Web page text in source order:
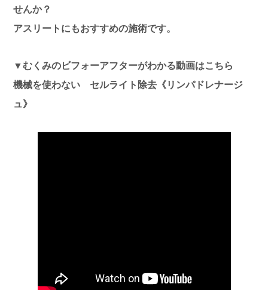
せんか？
アスリートにもおすすめの施術です。
▼むくみのビフォーアフターがわかる動画はこちら
機械を使わない セルライト除去《リンパドレナージ
ュ》